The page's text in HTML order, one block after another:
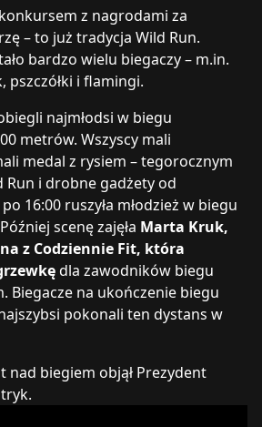
z nagrodami za
– to już tradycja Wild Run.
bardzo wielu biegaczy – m.in.
pszczółki i flamingi.
najmłodsi w biegu
metrów. Wszyscy mali
medal z rysiem – tegorocznym
Run i drobne gadżety od
16:00 ruszyła młodzież w biegu
scenę zajęła Marta Kruk,
z Codziennie Fit, która
dla zawodników biegu
Biegacze na ukończenie biegu
pokonali ten dystans w
biegiem objął Prezydent